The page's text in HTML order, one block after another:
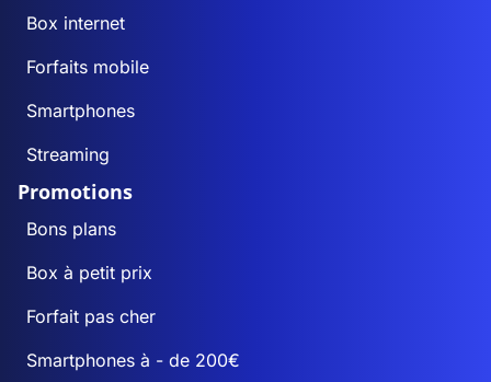
Box internet
Forfaits mobile
Smartphones
Streaming
Promotions
Bons plans
Box à petit prix
Forfait pas cher
Smartphones à - de 200€